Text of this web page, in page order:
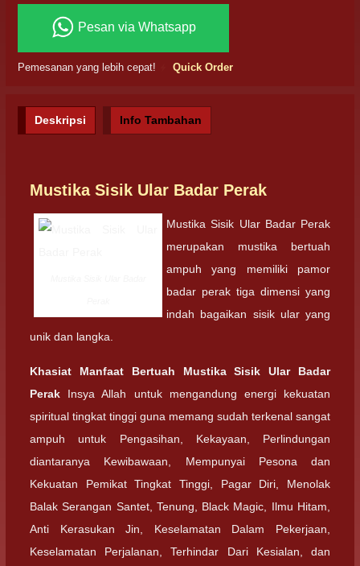
Pesan via Whatsapp
Pemesanan yang lebih cepat! Quick Order
Deskripsi Info Tambahan
Mustika Sisik Ular Badar Perak
Mustika Sisik Ular Badar Perak
merupakan mustika bertuah
ampuh yang memiliki pamor
badar perak tiga dimensi yang
indah bagaikan sisik ular yang
unik dan langka.
Khasiat Manfaat Bertuah Mustika Sisik Ular Badar
Perak Insya Allah untuk mengandung energi kekuatan
spiritual tingkat tinggi guna memang sudah terkenal sangat
ampuh untuk Pengasihan, Kekayaan, Perlindungan
diantaranya Kewibawaan, Mempunyai Pesona dan
Kekuatan Pemikat Tingkat Tinggi, Pagar Diri, Menolak
Balak Serangan Santet, Tenung, Black Magic, Ilmu Hitam,
Anti Kerasukan Jin, Keselamatan Dalam Pekerjaan,
Keselamatan Perjalanan, Terhindar Dari Kesialan, dan